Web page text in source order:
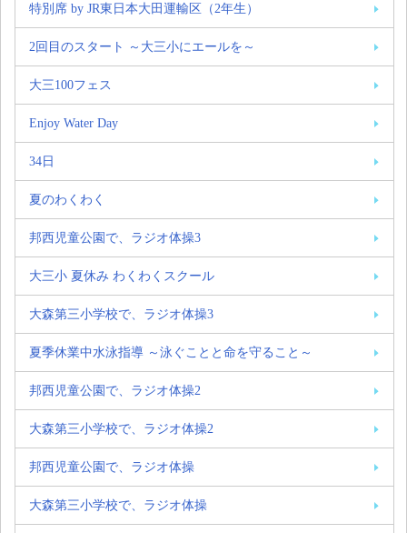
特別席 by JR東日本大田運輸区（2年生）
2回目のスタート ～大三小にエールを～
大三100フェス
Enjoy Water Day
34日
夏のわくわく
邦西児童公園で、ラジオ体操3
大三小 夏休み わくわくスクール
大森第三小学校で、ラジオ体操3
夏季休業中水泳指導 ～泳ぐことと命を守ること～
邦西児童公園で、ラジオ体操2
大森第三小学校で、ラジオ体操2
邦西児童公園で、ラジオ体操
大森第三小学校で、ラジオ体操